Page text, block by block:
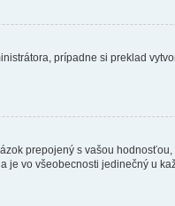
prípadne si preklad
prepojený s vašou
je vo všeobecnosti jedinečný u